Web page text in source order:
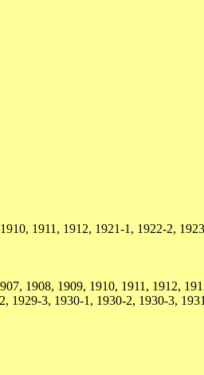
1911, 1912, 1921-1, 1922-2,
1908, 1909, 1910, 1911, 1912,
3, 1930-1, 1930-2, 1930-3,